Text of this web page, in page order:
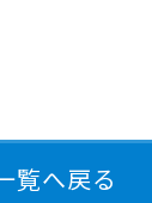
覧へ戻る